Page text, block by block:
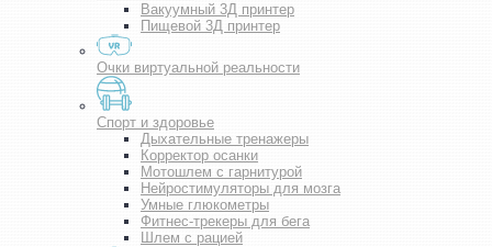
Вакуумный 3Д принтер
Пищевой 3Д принтер
Очки виртуальной реальности
Спорт и здоровье
Дыхательные тренажеры
Корректор осанки
Мотошлем с гарнитурой
Нейростимуляторы для мозга
Умные глюкометры
Фитнес-трекеры для бега
Шлем с рацией